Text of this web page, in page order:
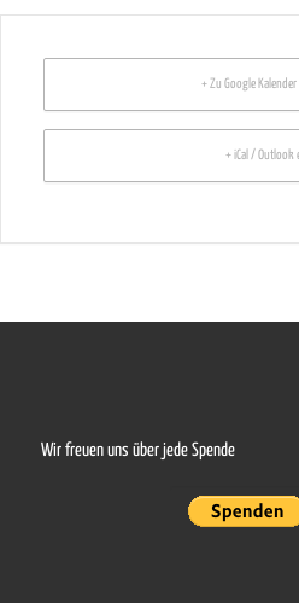
+ Zu Google
+ iCal / Outlook
Wir freuen uns über jede Spende